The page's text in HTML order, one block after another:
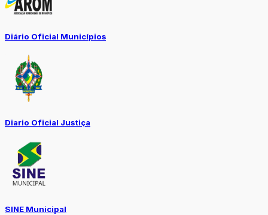
Diário Oficial Municípios
Diario Oficial Justiça
SINE Municipal